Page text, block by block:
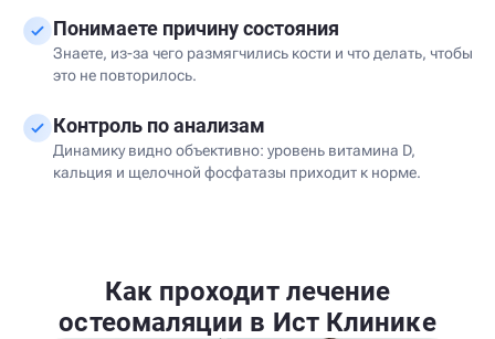
Понимаете причину состояния
Знаете, из-за чего размягчились кости и что делать, чтобы
это не повторилось.
Контроль по анализам
Динамику видно объективно: уровень витамина D,
кальция и щелочной фосфатазы приходит к норме.
Как проходит лечение
остеомаляции в Ист Клинике